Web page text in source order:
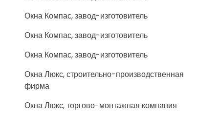
Окна Компас, завод-изготовитель
Окна Компас, завод-изготовитель
Окна Компас, завод-изготовитель
Окна Люкс, строительно-производственная
фирма
Окна Люкс, торгово-монтажная компания